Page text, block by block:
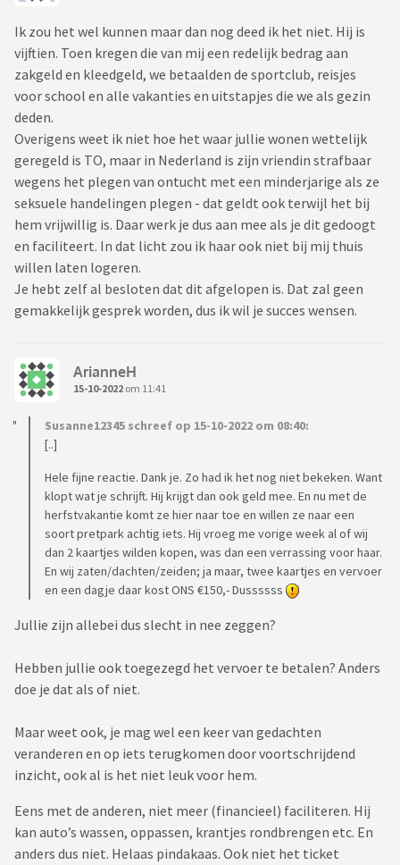
Ik zou het wel kunnen maar dan nog deed ik het niet. Hij is
vijftien. Toen kregen die van mij een redelijk bedrag aan
zakgeld en kleedgeld, we betaalden de sportclub, reisjes
voor school en alle vakanties en uitstapjes die we als gezin
deden.
Overigens weet ik niet hoe het waar jullie wonen wettelijk
geregeld is TO, maar in Nederland is zijn vriendin strafbaar
wegens het plegen van ontucht met een minderjarige als ze
seksuele handelingen plegen - dat geldt ook terwijl het bij
hem vrijwillig is. Daar werk je dus aan mee als je dit gedoogt
en faciliteert. In dat licht zou ik haar ook niet bij mij thuis
willen laten logeren.
Je hebt zelf al besloten dat dit afgelopen is. Dat zal geen
gemakkelijk gesprek worden, dus ik wil je succes wensen.
ArianneH
15-10-2022 om 11:41
Susanne12345 schreef op 15-10-2022 om 08:40:
[..]
Hele fijne reactie. Dank je. Zo had ik het nog niet bekeken. Want
klopt wat je schrijft. Hij krijgt dan ook geld mee. En nu met de
herfstvakantie komt ze hier naar toe en willen ze naar een
soort pretpark achtig iets. Hij vroeg me vorige week al of wij
dan 2 kaartjes wilden kopen, was dan een verrassing voor haar.
En wij zaten/dachten/zeiden; ja maar, twee kaartjes en vervoer
en een dagje daar kost ONS €150,- Dussssss
Jullie zijn allebei dus slecht in nee zeggen?
Hebben jullie ook toegezegd het vervoer te betalen? Anders
doe je dat als of niet.
Maar weet ook, je mag wel een keer van gedachten
veranderen en op iets terugkomen door voortschrijdend
inzicht, ook al is het niet leuk voor hem.
Eens met de anderen, niet meer (financieel) faciliteren. Hij
kan auto’s wassen, oppassen, krantjes rondbrengen etc. En
anders dus niet. Helaas pindakaas. Ook niet het ticket